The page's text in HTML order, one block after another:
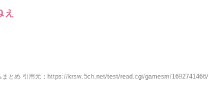
まとめ 引用元：https://krsw.5ch.net/test/read.cgi/gamesm/1692741466/